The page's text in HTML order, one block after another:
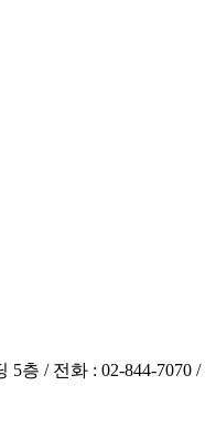
/ 전화 : 02-844-7070